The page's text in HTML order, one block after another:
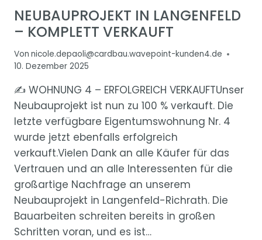
NEUBAUPROJEKT IN LANGENFELD
– KOMPLETT VERKAUFT
Von nicole.depaoli@cardbau.wavepoint-kunden4.de
10. Dezember 2025
✍ WOHNUNG 4 – ERFOLGREICH VERKAUFTUnser
Neubauprojekt ist nun zu 100 % verkauft. Die
letzte verfügbare Eigentumswohnung Nr. 4
wurde jetzt ebenfalls erfolgreich
verkauft.Vielen Dank an alle Käufer für das
Vertrauen und an alle Interessenten für die
großartige Nachfrage an unserem
Neubauprojekt in Langenfeld-Richrath. Die
Bauarbeiten schreiten bereits in großen
Schritten voran, und es ist…